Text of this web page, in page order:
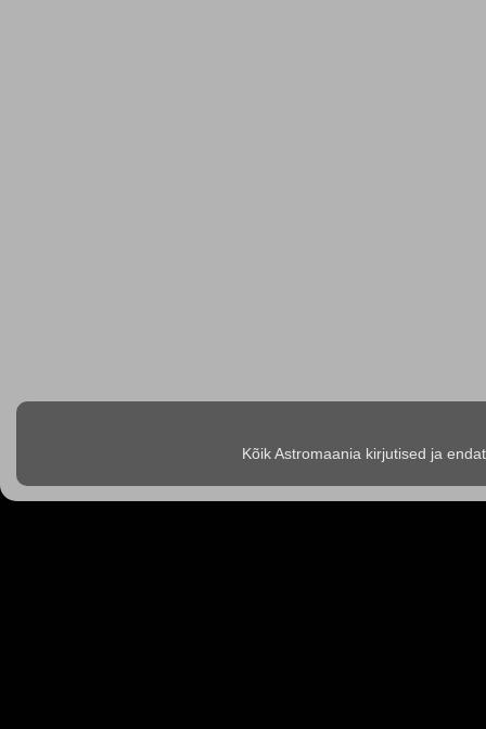
Kõik Astromaania kirjutised ja